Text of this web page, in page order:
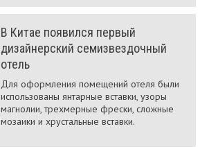
В Китае появился первый
дизайнерский семизвездочный
отель
Для оформления помещений отеля были
использованы янтарные вставки, узоры
магнолии, трехмерные фрески, сложные
мозаики и хрустальные вставки.